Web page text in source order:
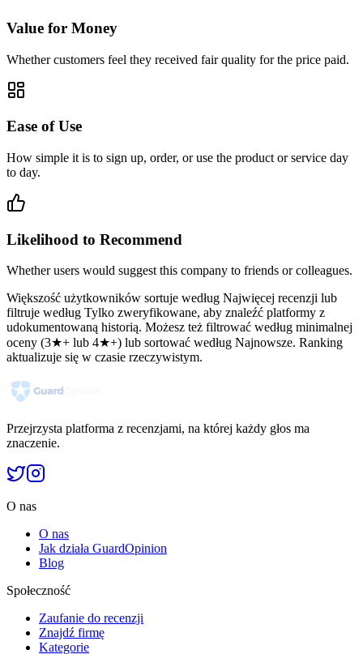
Value for Money
Whether customers feel they received fair quality for the price paid.
Ease of Use
How simple it is to sign up, order, or use the product or service day
to day.
Likelihood to Recommend
Whether users would suggest this company to friends or colleagues.
Większość użytkowników sortuje według Najwięcej recenzji lub
filtruje według Tylko zweryfikowane, aby znaleźć platformy z
udokumentowaną historią. Możesz też filtrować według minimalnej
oceny (3★+ lub 4★+) lub sortować według Najnowsze. Ranking
aktualizuje się w czasie rzeczywistym.
Przejrzysta platforma z recenzjami, na której każdy głos ma
znaczenie.
O nas
O nas
Jak działa GuardOpinion
Blog
Społeczność
Zaufanie do recenzji
Znajdź firmę
Kategorie